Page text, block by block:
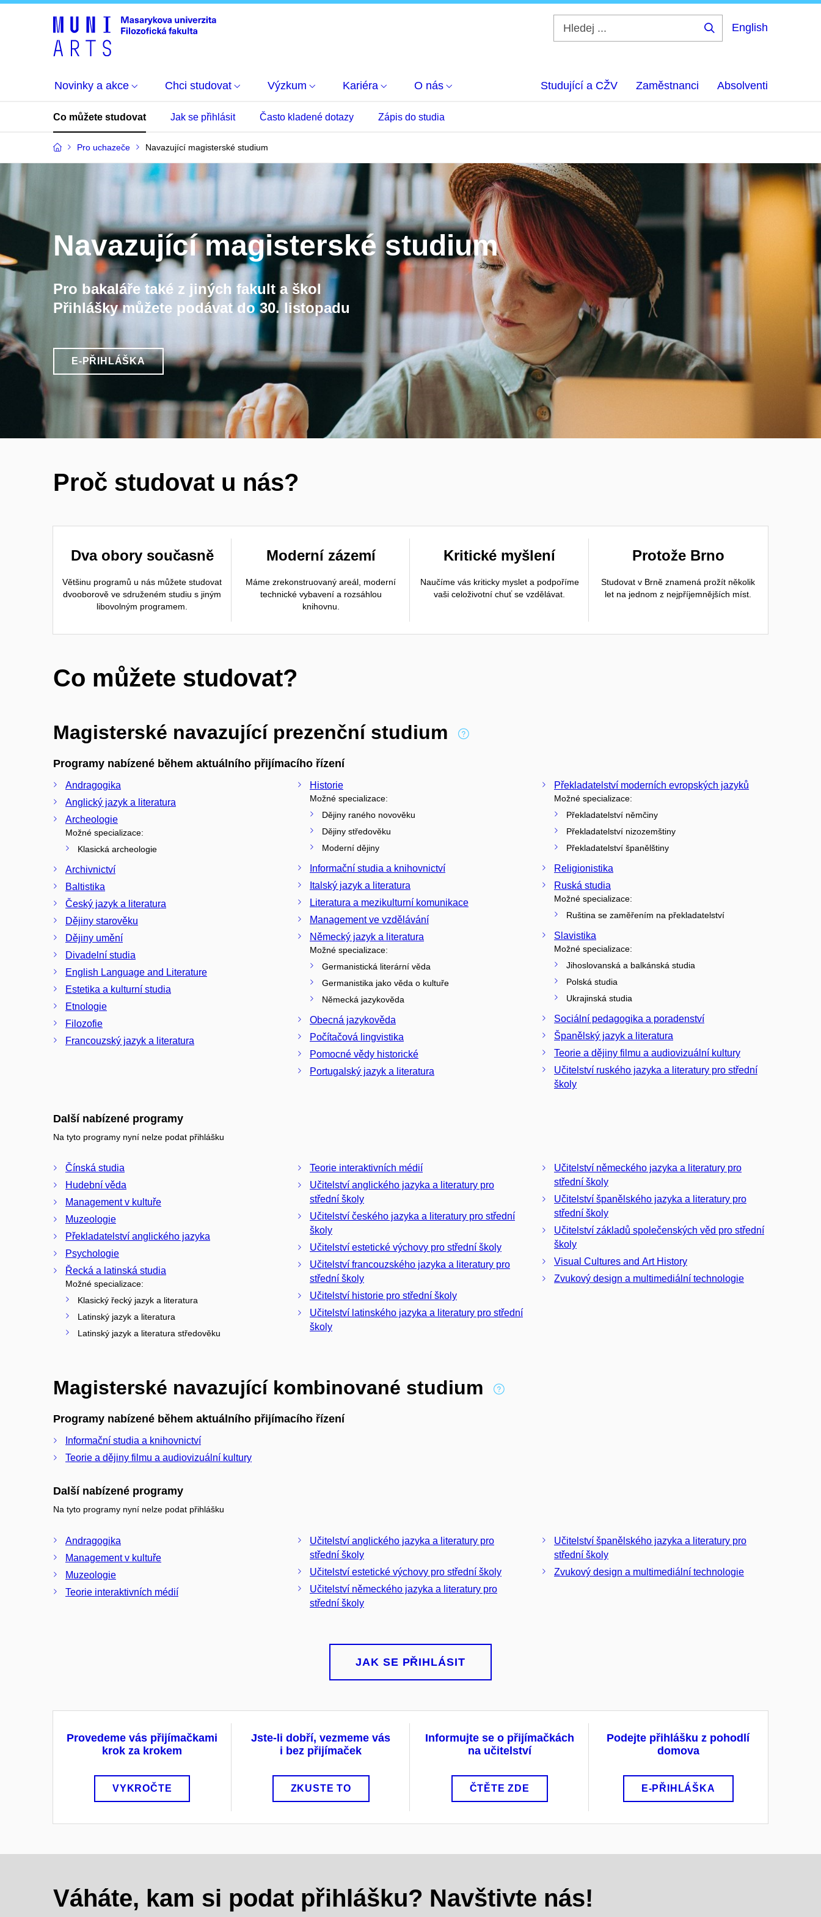
English
Novinky a akce Chci studovat Výzkum Kariéra O nás Studující a CŽV Zaměstnanci Absolventi
Co můžete studovat Jak se přihlásit Často kladené dotazy Zápis do studia
Pro uchazeče Navazující magisterské studium
Navazující magisterské studium
Pro bakaláře také z jiných fakult a škol
Přihlášky můžete podávat do 30. listopadu
E-PŘIHLÁŠKA
Proč studovat u nás?
Dva obory současně
Většinu programů u nás můžete studovat
dvooborově ve sdruženém studiu s jiným
libovolným programem.
Moderní zázemí
Máme zrekonstruovaný areál, moderní
technické vybavení a rozsáhlou
knihovnu.
Kritické myšlení
Naučíme vás kriticky myslet a podpoříme
vaši celoživotní chuť se vzdělávat.
Protože Brno
Studovat v Brně znamená prožít několik
let na jednom z nejpříjemnějších míst.
Co můžete studovat?
Magisterské navazující prezenční studium
Programy nabízené během aktuálního přijímacího řízení
Andragogika
Anglický jazyk a literatura
Archeologie
Možné specializace:
Klasická archeologie
Archivnictví
Baltistika
Český jazyk a literatura
Dějiny starověku
Dějiny umění
Divadelní studia
English Language and Literature
Estetika a kulturní studia
Etnologie
Filozofie
Francouzský jazyk a literatura
Historie
Možné specializace:
Dějiny raného novověku
Dějiny středověku
Moderní dějiny
Informační studia a knihovnictví
Italský jazyk a literatura
Literatura a mezikulturní komunikace
Management ve vzdělávání
Německý jazyk a literatura
Možné specializace:
Germanistická literární věda
Germanistika jako věda o kultuře
Německá jazykověda
Obecná jazykověda
Počítačová lingvistika
Pomocné vědy historické
Portugalský jazyk a literatura
Překladatelství moderních evropských jazyků
Možné specializace:
Překladatelství němčiny
Překladatelství nizozemštiny
Překladatelství španělštiny
Religionistika
Ruská studia
Možné specializace:
Ruština se zaměřením na překladatelství
Slavistika
Možné specializace:
Jihoslovanská a balkánská studia
Polská studia
Ukrajinská studia
Sociální pedagogika a poradenství
Španělský jazyk a literatura
Teorie a dějiny filmu a audiovizuální kultury
Učitelství ruského jazyka a literatury pro střední
školy
Další nabízené programy
Na tyto programy nyní nelze podat přihlášku
Čínská studia
Hudební věda
Management v kultuře
Muzeologie
Překladatelství anglického jazyka
Psychologie
Řecká a latinská studia
Možné specializace:
Klasický řecký jazyk a literatura
Latinský jazyk a literatura
Latinský jazyk a literatura středověku
Teorie interaktivních médií
Učitelství anglického jazyka a literatury pro
střední školy
Učitelství českého jazyka a literatury pro střední
školy
Učitelství estetické výchovy pro střední školy
Učitelství francouzského jazyka a literatury pro
střední školy
Učitelství historie pro střední školy
Učitelství latinského jazyka a literatury pro střední
školy
Učitelství německého jazyka a literatury pro
střední školy
Učitelství španělského jazyka a literatury pro
střední školy
Učitelství základů společenských věd pro střední
školy
Visual Cultures and Art History
Zvukový design a multimediální technologie
Magisterské navazující kombinované studium
Programy nabízené během aktuálního přijímacího řízení
Informační studia a knihovnictví
Teorie a dějiny filmu a audiovizuální kultury
Další nabízené programy
Na tyto programy nyní nelze podat přihlášku
Andragogika
Management v kultuře
Muzeologie
Teorie interaktivních médií
Učitelství anglického jazyka a literatury pro
střední školy
Učitelství estetické výchovy pro střední školy
Učitelství německého jazyka a literatury pro
střední školy
Učitelství španělského jazyka a literatury pro
střední školy
Zvukový design a multimediální technologie
JAK SE PŘIHLÁSIT
Provedeme vás přijímačkami
krok za krokem
VYKROČTE
Jste-li dobří, vezmeme vás
i bez přijímaček
ZKUSTE TO
Informujte se o přijímačkách
na učitelství
ČTĚTE ZDE
Podejte přihlášku z pohodlí
domova
E-PŘIHLÁŠKA
Váháte, kam si podat přihlášku? Navštivte nás!